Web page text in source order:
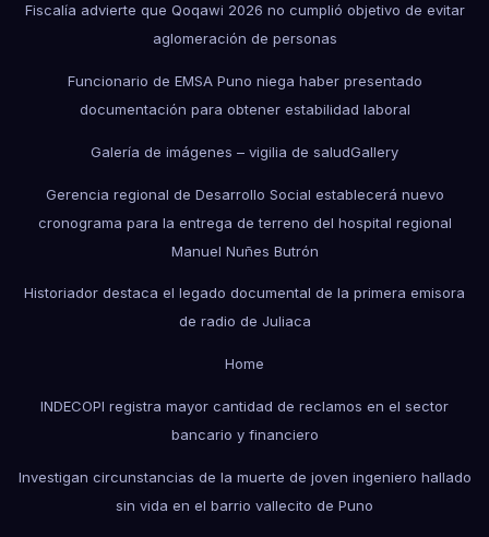
Fiscalía advierte que Qoqawi 2026 no cumplió objetivo de evitar
aglomeración de personas
Funcionario de EMSA Puno niega haber presentado
documentación para obtener estabilidad laboral
Galería de imágenes – vigilia de saludGallery
Gerencia regional de Desarrollo Social establecerá nuevo
cronograma para la entrega de terreno del hospital regional
Manuel Nuñes Butrón
Historiador destaca el legado documental de la primera emisora
de radio de Juliaca
Home
INDECOPI registra mayor cantidad de reclamos en el sector
bancario y financiero
Investigan circunstancias de la muerte de joven ingeniero hallado
sin vida en el barrio vallecito de Puno